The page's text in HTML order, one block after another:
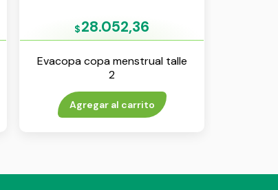
$28.052,36
Evacopa copa menstrual talle
2
Agregar al carrito